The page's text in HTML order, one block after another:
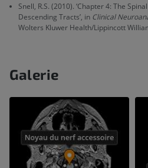
Snell, R.S. (2010). ‘Chapter 4: The
Descending Tracts’, in Clinical
Wolters Kluwer Health/Lippincott
Galerie